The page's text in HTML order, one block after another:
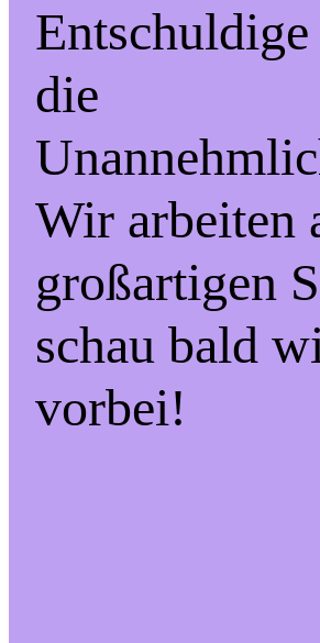
die
Wir arbeiten
großartigen
schau bald
vorbei!